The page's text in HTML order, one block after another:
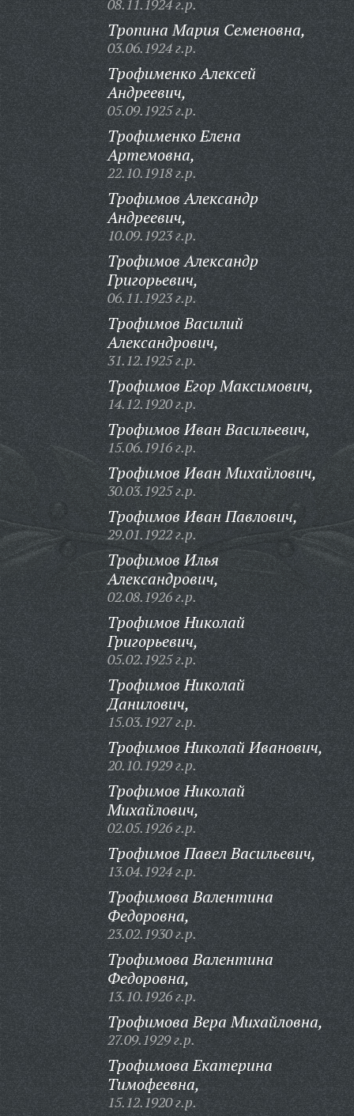
08.11.1924 г.р.
Тропина Мария Семеновна,
03.06.1924 г.р.
Трофименко Алексей
Андреевич,
05.09.1925 г.р.
Трофименко Елена
Артемовна,
22.10.1918 г.р.
Трофимов Александр
Андреевич,
10.09.1923 г.р.
Трофимов Александр
Григорьевич,
06.11.1923 г.р.
Трофимов Василий
Александрович,
31.12.1925 г.р.
Трофимов Егор Максимович,
14.12.1920 г.р.
Трофимов Иван Васильевич,
15.06.1916 г.р.
Трофимов Иван Михайлович,
30.03.1925 г.р.
Трофимов Иван Павлович,
29.01.1922 г.р.
Трофимов Илья
Александрович,
02.08.1926 г.р.
Трофимов Николай
Григорьевич,
05.02.1925 г.р.
Трофимов Николай
Данилович,
15.03.1927 г.р.
Трофимов Николай Иванович,
20.10.1929 г.р.
Трофимов Николай
Михайлович,
02.05.1926 г.р.
Трофимов Павел Васильевич,
13.04.1924 г.р.
Трофимова Валентина
Федоровна,
23.02.1930 г.р.
Трофимова Валентина
Федоровна,
13.10.1926 г.р.
Трофимова Вера Михайловна,
27.09.1929 г.р.
Трофимова Екатерина
Тимофеевна,
15.12.1920 г.р.